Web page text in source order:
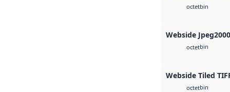
octetbin
Webside Jpeg2000
octetbin
Webside Tiled
octetbin